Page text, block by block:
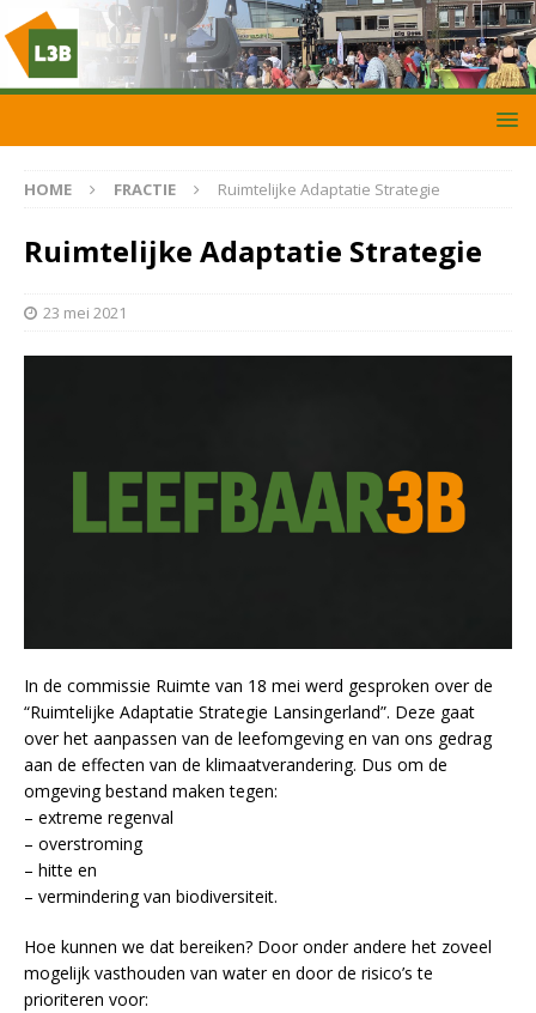
HOME FRACTIE Ruimtelijke Adaptatie Strategie
Ruimtelijke Adaptatie Strategie
23 mei 2021
In de commissie Ruimte van 18 mei werd gesproken over de
“Ruimtelijke Adaptatie Strategie Lansingerland”. Deze gaat
over het aanpassen van de leefomgeving en van ons gedrag
aan de effecten van de klimaatverandering. Dus om de
omgeving bestand maken tegen:
– extreme regenval
– overstroming
– hitte en
– vermindering van biodiversiteit.
Hoe kunnen we dat bereiken? Door onder andere het zoveel
mogelijk vasthouden van water en door de risico’s te
prioriteren voor: